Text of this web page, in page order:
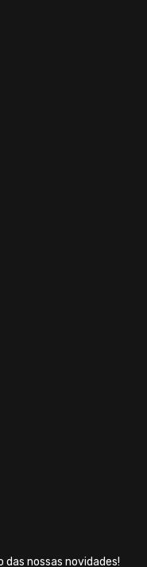
nossas novidades!